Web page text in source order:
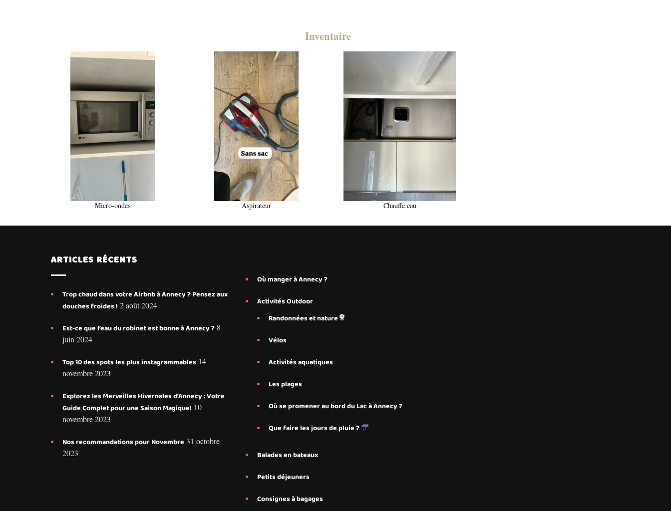
Inventaire
Micro-ondes Aspirateur Chauffe eau
ARTICLES RÉCENTS
Trop chaud dans votre Airbnb à Annecy ? Pensez aux
douches froides ! 2 août 2024
Est-ce que l’eau du robinet est bonne à Annecy ? 8
juin 2024
Top 10 des spots les plus instagrammables 14
novembre 2023
Explorez les Merveilles Hivernales d’Annecy : Votre
Guide Complet pour une Saison Magique! 10
novembre 2023
Nos recommandations pour Novembre 31 octobre
2023
Où manger à Annecy ?
Activités Outdoor
Randonnées et nature
Vélos
Activités aquatiques
Les plages
Où se promener au bord du Lac à Annecy ?
Que faire les jours de pluie ?
Balades en bateaux
Petits déjeuners
Consignes à bagages